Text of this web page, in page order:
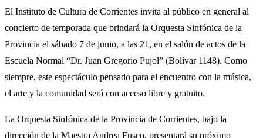
El Instituto de Cultura de Corrientes invita al público en general al
concierto de temporada que brindará la Orquesta Sinfónica de la
Provincia el sábado 7 de junio, a las 21, en el salón de actos de la
Escuela Normal “Dr. Juan Gregorio Pujol” (Bolívar 1148). Como
siempre, este espectáculo pensado para el encuentro con la música,
el arte y la comunidad será con acceso libre y gratuito.
La Orquesta Sinfónica de la Provincia de Corrientes, bajo la
dirección de la Maestra Andrea Fusco, presentará su próximo